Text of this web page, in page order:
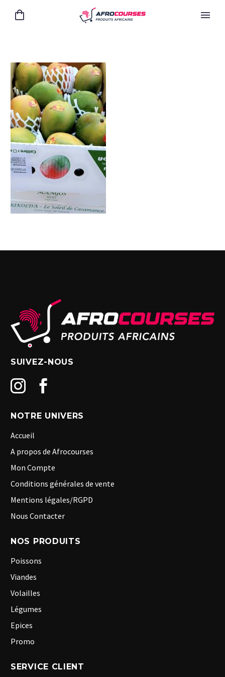
SUIVEZ-NOUS
NOTRE UNIVERS
Accueil
A propos de Afrocourses
Mon Compte
Conditions générales de vente
Mentions légales/RGPD
Nous Contacter
NOS PRODUITS
Poissons
Viandes
Volailles
Légumes
Epices
Promo
SERVICE CLIENT